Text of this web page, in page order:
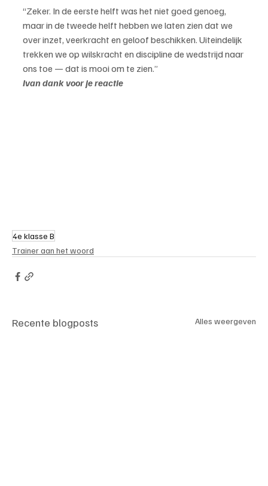
“Zeker. In de eerste helft was het niet goed genoeg,
maar in de tweede helft hebben we laten zien dat we
over inzet, veerkracht en geloof beschikken. Uiteindelijk
trekken we op wilskracht en discipline de wedstrijd naar
ons toe — dat is mooi om te zien.”
Ivan dank voor je reactie
4e klasse B
Trainer aan het woord
Recente blogposts Alles weergeven